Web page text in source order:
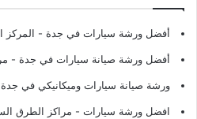
أفضل ورشة سيارات في جدة - المركز
أفضل ورشة صيانة سيارات في جدة -
ورشة صيانة سيارات وميكانيكي في جدة
افضل ورشة سيارات - مراكز الطرق